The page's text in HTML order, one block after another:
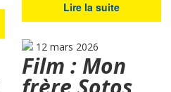
Lire la suite
12 mars 2026
Film : Mon